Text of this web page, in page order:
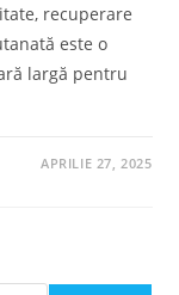
recuperare
este o
largă pentru
APRILIE 27, 2025